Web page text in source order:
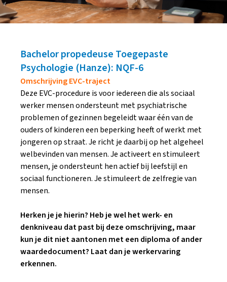
Bachelor propedeuse Toegepaste
Psychologie (Hanze): NQF-6
Omschrijving EVC-traject
Deze EVC-procedure is voor iedereen die als sociaal
werker mensen ondersteunt met psychiatrische
problemen of gezinnen begeleidt waar één van de
ouders of kinderen een beperking heeft of werkt met
jongeren op straat. Je richt je daarbij op het algeheel
welbevinden van mensen. Je activeert en stimuleert
mensen, je ondersteunt hen actief bij leefstijl en
sociaal functioneren. Je stimuleert de zelfregie van
mensen.
Herken je je hierin? Heb je wel het werk- en
denkniveau dat past bij deze omschrijving, maar
kun je dit niet aantonen met een diploma of ander
waardedocument? Laat dan je werkervaring
erkennen.